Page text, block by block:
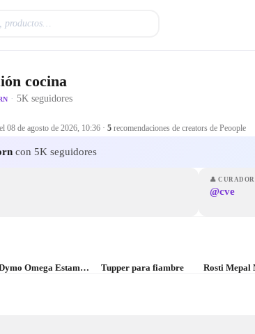
cocina
· 5K seguidores
08 de agosto de 2026, 10:36 · 5 recomendaciones de creators de Peoople
con 5K seguidores
👤 CURADOR
@cve
Dymo Omega Estampadora para uso doméstico Tupper para fiambre